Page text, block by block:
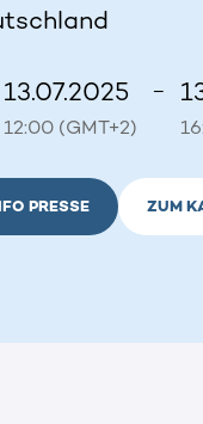
13.07.2025
12:00 (GMT+2)
–
PRESSE ZUM